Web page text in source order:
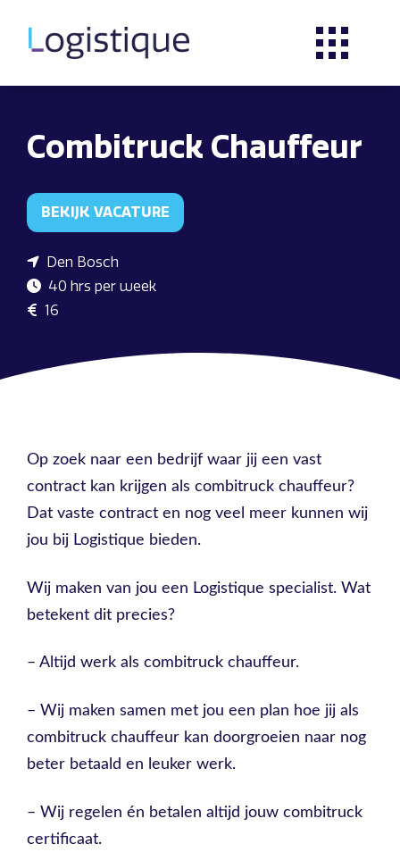
Combitruck Chauffeur
BEKIJK VACATURE
Den Bosch
40 hrs per week
16
Op zoek naar een bedrijf waar jij een vast
contract kan krijgen als combitruck chauffeur?
Dat vaste contract en nog veel meer kunnen wij
jou bij Logistique bieden.
Wij maken van jou een Logistique specialist. Wat
betekent dit precies?
– Altijd werk als combitruck chauffeur.
– Wij maken samen met jou een plan hoe jij als
combitruck chauffeur kan doorgroeien naar nog
beter betaald en leuker werk.
– Wij regelen én betalen altijd jouw combitruck
certificaat.